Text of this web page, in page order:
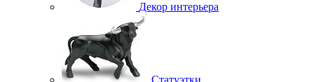
Декор интерьера
Статуэтки